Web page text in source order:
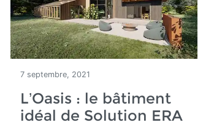
7 septembre, 2021
L’Oasis : le bâtiment
idéal de Solution ERA